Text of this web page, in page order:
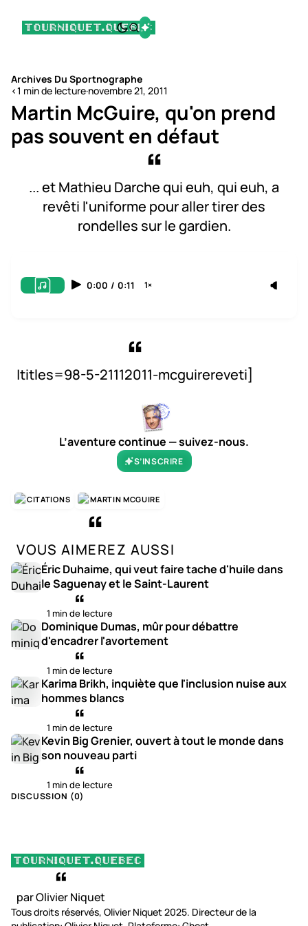
Archives Du Sportnographe
<1 min de lecture·novembre 21, 2011
Martin McGuire, qu'on prend
pas souvent en défaut
... et Mathieu Darche qui euh, qui euh, a
revêti l'uniforme pour aller tirer des
rondelles sur le gardien.
0:00 / 0:11 1×
|titles=98-5-21112011-mcguirereveti]
L’aventure continue — suivez-nous.
S’INSCRIRE
CITATIONS MARTIN MCGUIRE
VOUS AIMEREZ AUSSI
Éric Duhaime, qui veut faire tache d'huile dans
le Saguenay et le Saint-Laurent
1 min de lecture
Dominique Dumas, mûr pour débattre
d'encadrer l'avortement
1 min de lecture
Karima Brikh, inquiète que l'inclusion nuise aux
hommes blancs
1 min de lecture
Kevin Big Grenier, ouvert à tout le monde dans
son nouveau parti
1 min de lecture
DISCUSSION (0)
par Olivier Niquet
Tous droits réservés, Olivier Niquet 2025. Directeur de la